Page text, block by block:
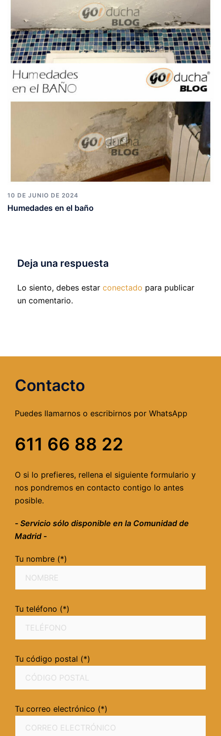
10 DE JUNIO DE 2024
Humedades en el baño
Deja una respuesta
Lo siento, debes estar conectado para publicar
un comentario.
Contacto
Puedes llamarnos o escribirnos por WhatsApp
611 66 88 22
O si lo prefieres, rellena el siguiente formulario y
nos pondremos en contacto contigo lo antes
posible.
- Servicio sólo disponible en la Comunidad de
Madrid -
Tu nombre (*)
Tu teléfono (*)
Tu código postal (*)
Tu correo electrónico (*)